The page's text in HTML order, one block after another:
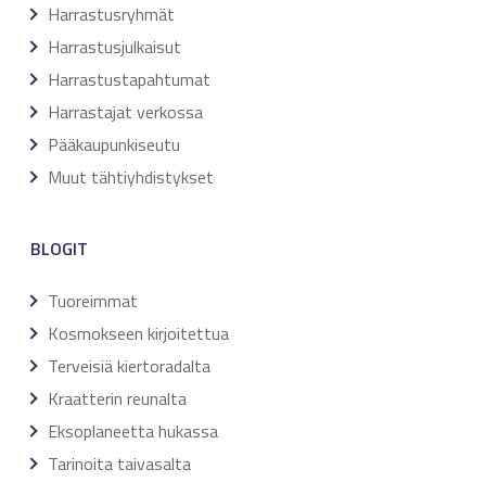
Harrastusryhmät
Harrastusjulkaisut
Harrastustapahtumat
Harrastajat verkossa
Pääkaupunkiseutu
Muut tähtiyhdistykset
BLOGIT
Tuoreimmat
Kosmokseen kirjoitettua
Terveisiä kiertoradalta
Kraatterin reunalta
Eksoplaneetta hukassa
Tarinoita taivasalta